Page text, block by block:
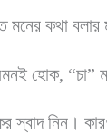
মনের কথা
হোক,
স্বাদ নিন।